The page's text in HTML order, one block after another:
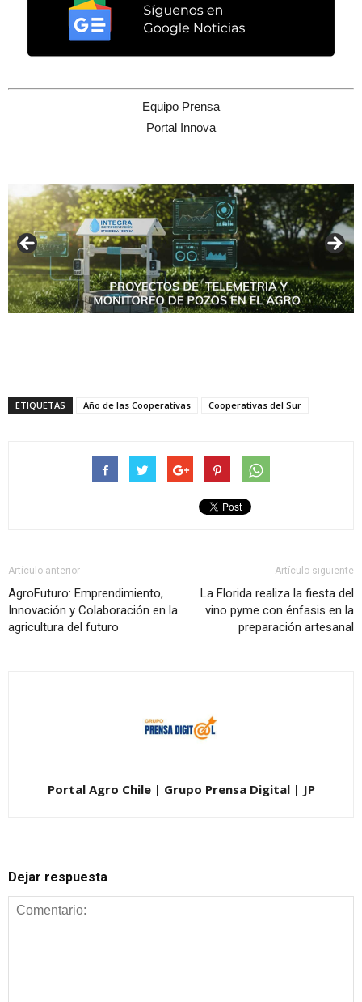
Equipo Prensa
Portal Innova
ETIQUETAS Año de las Cooperativas Cooperativas del Sur
Artículo anterior
AgroFuturo: Emprendimiento,
Innovación y Colaboración en la
agricultura del futuro
Artículo siguiente
La Florida realiza la fiesta del
vino pyme con énfasis en la
preparación artesanal
Portal Agro Chile | Grupo Prensa Digital | JP
Dejar respuesta